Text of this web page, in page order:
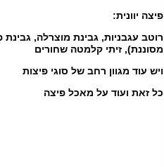
פיצה יוונית:
רוטב עגבניות, גבינת מוצרלה,
מסוננת), זיתי קלמטה שחורים
ויש עוד מגוון רחב של סוגי פיצות
כל זאת ועוד על מאכל פיצה